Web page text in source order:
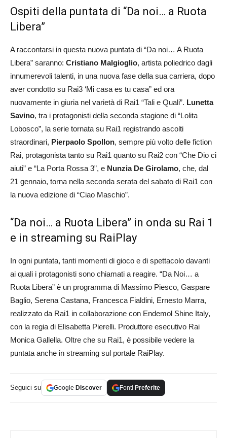
Ospiti della puntata di “Da noi… a Ruota
Libera”
A raccontarsi in questa nuova puntata di “Da noi… A Ruota
Libera” saranno: Cristiano Malgioglio, artista poliedrico dagli
innumerevoli talenti, in una nuova fase della sua carriera, dopo
aver condotto su Rai3 ‘Mi casa es tu casa” ed ora
nuovamente in giuria nel varietà di Rai1 “Tali e Quali”. Lunetta
Savino, tra i protagonisti della seconda stagione di “Lolita
Lobosco”, la serie tornata su Rai1 registrando ascolti
straordinari, Pierpaolo Spollon, sempre più volto delle fiction
Rai, protagonista tanto su Rai1 quanto su Rai2 con “Che Dio ci
aiuti” e “La Porta Rossa 3”, e Nunzia De Girolamo, che, dal
21 gennaio, torna nella seconda serata del sabato di Rai1 con
la nuova edizione di “Ciao Maschio”.
“Da noi… a Ruota Libera” in onda su Rai 1
e in streaming su RaiPlay
In ogni puntata, tanti momenti di gioco e di spettacolo davanti
ai quali i protagonisti sono chiamati a reagire. “Da Noi… a
Ruota Libera” è un programma di Massimo Piesco, Gaspare
Baglio, Serena Castana, Francesca Fialdini, Ernesto Marra,
realizzato da Rai1 in collaborazione con Endemol Shine Italy,
con la regia di Elisabetta Pierelli. Produttore esecutivo Rai
Monica Gallella. Oltre che su Rai1, è possibile vedere la
puntata anche in streaming sul portale RaiPlay.
Seguici su Google Discover Fonti Preferite